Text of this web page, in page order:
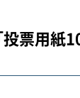
票用紙